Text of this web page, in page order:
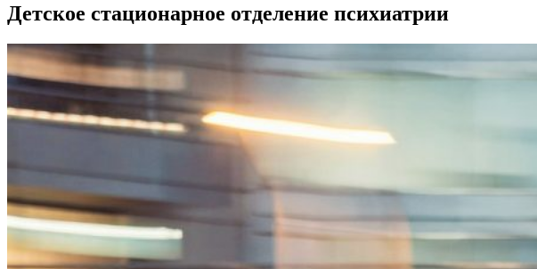
Детское стационарное отделение психиатрии